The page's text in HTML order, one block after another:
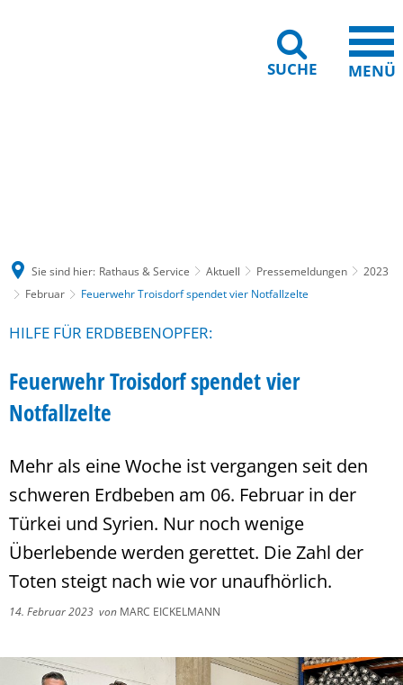
SUCHE MENÜ
Sie sind hier: Rathaus & Service Aktuell Pressemeldungen
2023
Februar
Feuerwehr Troisdorf spendet vier Notfallzelte
HILFE FÜR ERDBEBENOPFER:
Feuerwehr Troisdorf spendet vier
Notfallzelte
Mehr als eine Woche ist vergangen seit den
schweren Erdbeben am 06. Februar in der
Türkei und Syrien. Nur noch wenige
Überlebende werden gerettet. Die Zahl der
Toten steigt nach wie vor unaufhörlich.
14. Februar 2023 von MARC EICKELMANN